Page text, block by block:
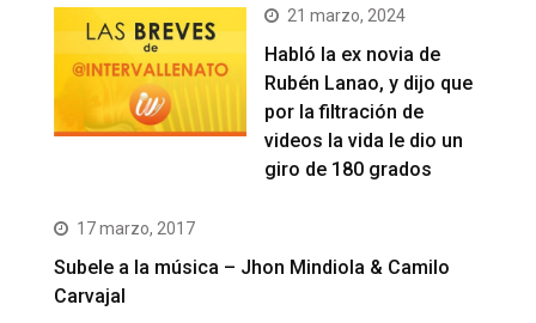
21 marzo, 2024
Habló la ex novia de
Rubén Lanao, y dijo que
por la filtración de
videos la vida le dio un
giro de 180 grados
17 marzo, 2017
Subele a la música – Jhon Mindiola & Camilo
Carvajal